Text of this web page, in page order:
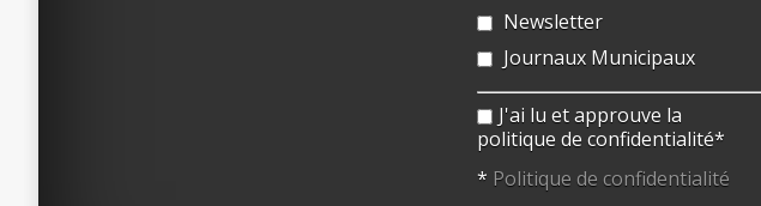
Newsletter
Journaux Municipaux
J'ai lu et approuve la
politique de confidentialité*
* Politique de confidentialité